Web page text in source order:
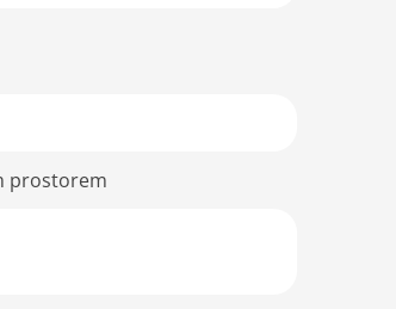
prostorem